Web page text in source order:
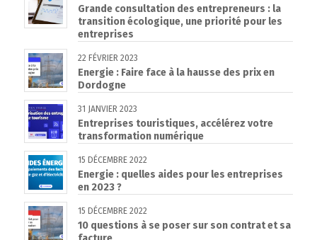
Grande consultation des entrepreneurs : la
transition écologique, une priorité pour les
entreprises
22 FÉVRIER 2023
Energie : Faire face à la hausse des prix en
Dordogne
31 JANVIER 2023
Entreprises touristiques, accélérez votre
transformation numérique
15 DÉCEMBRE 2022
Energie : quelles aides pour les entreprises
en 2023 ?
15 DÉCEMBRE 2022
10 questions à se poser sur son contrat et sa